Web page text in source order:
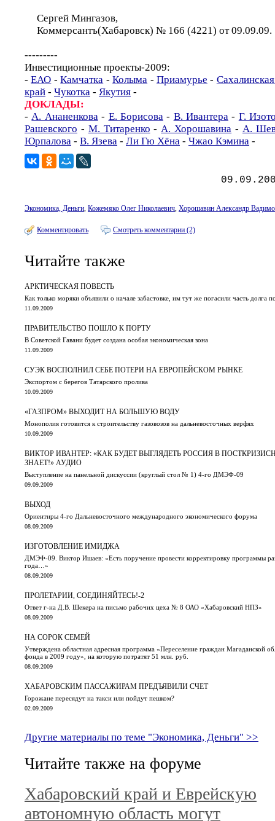
Сергей Мингазов,
Коммерсантъ(Хабаровск) № 166 (4221) от 09.09.09.
---------
Инвестиционные проекты-2009:
-ЕАО -Камчатка -Колыма - Приамурье -
край - Чукотка - Якутия -
ДОКЛАДЫ:
-А. Ананенкова- Е. Борисова- В. Ивантера - Г.
Рашевского - М. Титаренко -А. Хорошавина - А.
Юрпалова - В. Язева - Ли Гю Хёна - Чжао Кэмина -
Экономика, Деньги, Кожемяко Олег Николаевич, Хорошавин Александр
Комментировать Смотреть комментарии (2)
Читайте также
АРКТИЧЕСКАЯ ПОВЕСТЬ
Как только моряки объявили о начале забастовке, им тут же погасили часть долга
11.09.2009
ПРАВИТЕЛЬСТВО ПОШЛО К ПОРТУ
В Советской Гавани будет создана особая экономическая зона
11.09.2009
СУЭК ВОСПОЛНИЛ СЕБЕ ПОТЕРИ НА ЕВРОПЕЙСКОМ РЫНКЕ
Экспортом с берегов Татарского пролива
10.09.2009
«ГАЗПРОМ» ВЫХОДИТ НА БОЛЬШУЮ ВОДУ
Монополия готовится к строительству газовозов на дальневосточных верфях
10.09.2009
ВИКТОР ИВАНТЕР: «КАК БУДЕТ ВЫГЛЯДЕТЬ РОССИЯ В
ЗНАЕТ!» АУДИО
Выступление на панельной дискуссии (круглый стол № 1) 4-го ДМЭФ-09
09.09.2009
ВЫХОД
Ориентиры 4-го Дальневосточного международного экономического форума
08.09.2009
ИЗГОТОВЛЕНИЕ ИМИДЖА
ДМЭФ-09. Виктор Ишаев: «Есть поручение провести корректировку программы
года…»
08.09.2009
ПРОЛЕТАРИИ, СОЕДИНЯЙТЕСЬ!-2
Ответ г-на Д.В. Шекера на письмо рабочих цеха № 8 ОАО «Хабаровский НПЗ»
08.09.2009
НА СОРОК СЕМЕЙ
Утверждена областная адресная программа «Переселение граждан Магаданской
фонда в 2009 году», на которую потратят 51 млн. руб.
08.09.2009
ХАБАРОВСКИМ ПАССАЖИРАМ ПРЕДЪЯВИЛИ СЧЕТ
Горожане пересядут на такси или пойдут пешком?
02.09.2009
Другие материалы по теме "Экономика, Деньги" >>
Читайте также на форуме
Хабаровский край и Еврейскую
автономную область могут